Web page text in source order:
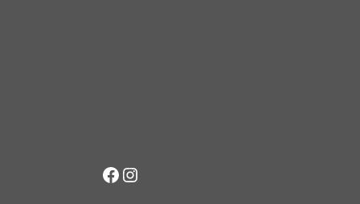
Facebook
Instagram